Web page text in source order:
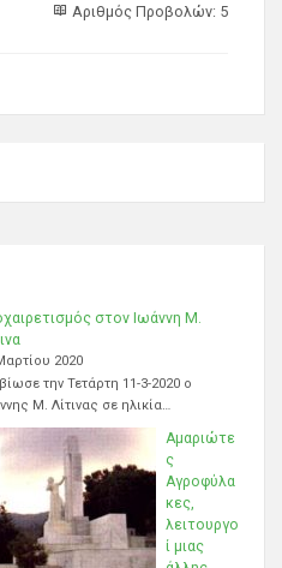
Αριθμός Προβολών: 5
στον Ιωάννη Μ.
2020
την Τετάρτη 11-3-2020 ο
Μ. Λίτινας σε ηλικία…
Αμαριώτε
ς
Αγροφύλα
κες,
λειτουργο
ί μιας